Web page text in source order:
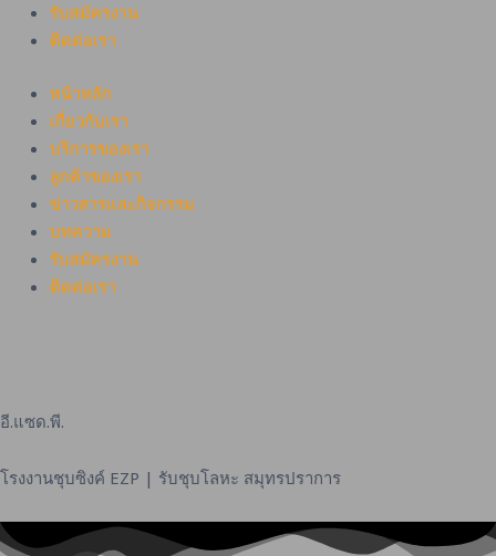
รับสมัครงาน
ติดต่อเรา
หน้าหลัก
เกี่ยวกับเรา
บริการของเรา
ลูกค้าของเรา
ข่าวสารและกิจกรรม
บทความ
รับสมัครงาน
ติดต่อเรา
อี.แซด.พี.
โรงงานชุบซิงค์ EZP | รับชุบโลหะ สมุทรปราการ